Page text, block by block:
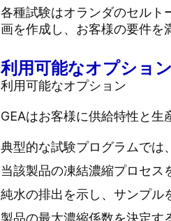
各種試験はオランダのセルト
画を作成し、お客様の要件を
利用可能なオプション
利用可能なオプション
GEAはお客様に供給特性と生
典型的な試験プログラムでは
当該製品の凍結濃縮プロセス
純水の排出を示し、サンプル
製品の最大濃縮係数を決定す